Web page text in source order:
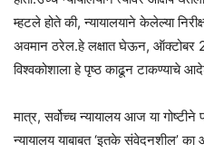
म्हटले होते की, न्यायालयाने केलेल्या
अवमान ठरेल.हे लक्षात घेऊन, ऑक्टोबर
विश्वकोशाला हे पृष्ठ काढून टाकण्याचे
मात्र, सर्वोच्च न्यायालय आज या गोष्टीने
न्यायालय याबाबत ‘इतके संवेदनशील’